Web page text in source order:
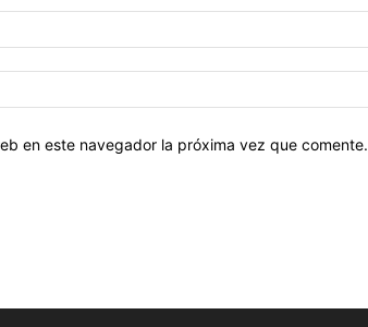
en este navegador la próxima vez que comente.